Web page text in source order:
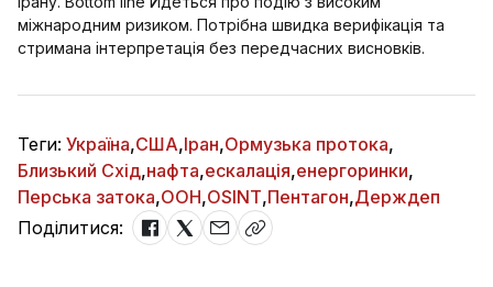
міжнародним ризиком. Потрібна швидка верифікація та
стримана інтерпретація без передчасних висновків.
Теги: Україна,США,Іран,Ормузька протока,
Близький Схід,нафта,ескалація,енергоринки,
Перська затока,ООН,OSINT,Пентагон,Держдеп
Поділитися: